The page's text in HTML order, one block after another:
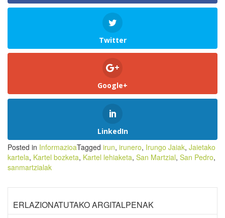
Twitter
Google+
LinkedIn
Posted in InformazioaTagged irun, irunero, Irungo Jaiak, Jaietako
kartela, Kartel bozketa, Kartel lehiaketa, San Martzial, San Pedro,
sanmartzialak
ERLAZIONATUTAKO ARGITALPENAK